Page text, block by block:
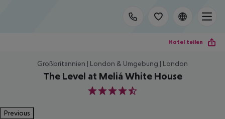
Hotel teilen
Großbritannien | London & Umgebung | London
The Level at Meliá White House
4.5
Previous